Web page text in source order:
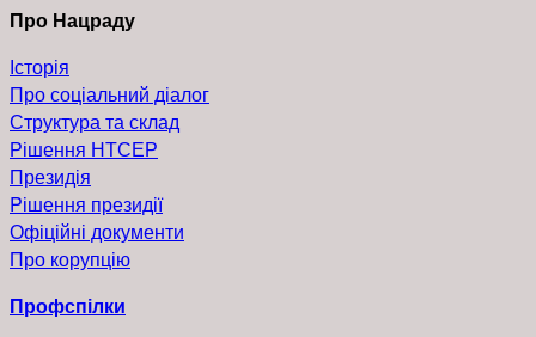
Про Нацраду
Історія
Про соціальний діалог
Структура та склад
Рішення НТСЕР
Президія
Pішення президії
Офіційні документи
Про корупцію
Профспілки